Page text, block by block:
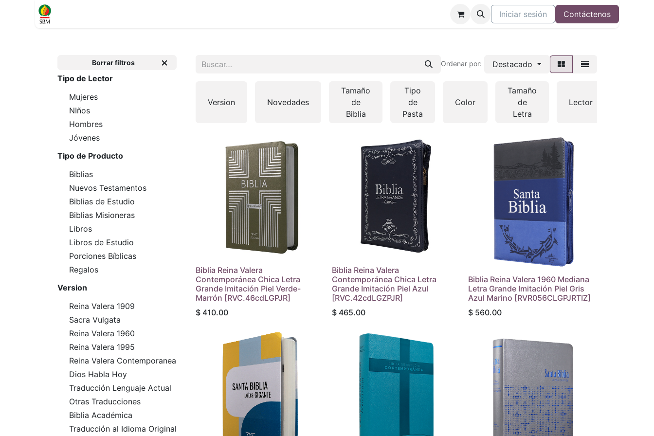
Iniciar sesión Contáctenos
Borrar filtros
Tipo de Lector
Mujeres
NIños
Hombres
Jóvenes
Tipo de Producto
Biblias
Nuevos Testamentos
Biblias de Estudio
Biblias Misioneras
Libros
Libros de Estudio
Porciones Bíblicas
Regalos
Version
Reina Valera 1909
Sacra Vulgata
Reina Valera 1960
Reina Valera 1995
Reina Valera Contemporanea
Dios Habla Hoy
Traducción Lenguaje Actual
Otras Traducciones
Biblia Académica
Traducción al Idioma Original
Ordenar por: Destacado
Version Novedades
Tamaño
de
Biblia
Tipo
de
Pasta
Color
Tamaño
de
Letra
Lector
Biblia Reina Valera
Contemporánea Chica Letra
Grande Imitación Piel Verde-
Marrón [RVC.46cdLGPJR]
$ 410.00
Biblia Reina Valera
Contemporánea Chica Letra
Grande Imitación Piel Azul
[RVC.42cdLGZPJR]
$ 465.00
Biblia Reina Valera 1960 Mediana
Letra Grande Imitación Piel Gris
Azul Marino [RVR056CLGPJRTIZ]
$ 560.00